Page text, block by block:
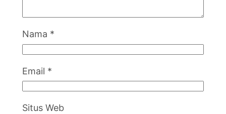
Nama *
Email *
Situs Web